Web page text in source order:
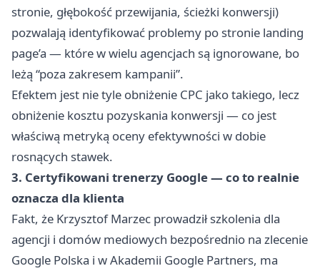
stronie, głębokość przewijania, ścieżki konwersji)
pozwalają identyfikować problemy po stronie landing
page’a — które w wielu agencjach są ignorowane, bo
leżą “poza zakresem kampanii”.
Efektem jest nie tyle obniżenie CPC jako takiego, lecz
obniżenie kosztu pozyskania konwersji — co jest
właściwą metryką oceny efektywności w dobie
rosnących stawek.
3. Certyfikowani trenerzy Google — co to realnie
oznacza dla klienta
Fakt, że Krzysztof Marzec prowadził szkolenia dla
agencji i domów mediowych bezpośrednio na zlecenie
Google Polska i w Akademii Google Partners, ma